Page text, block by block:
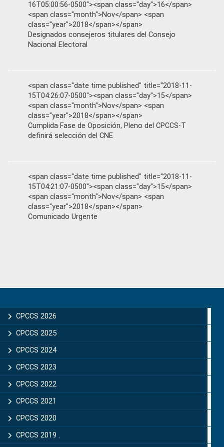
16T05:00:56-0500"><span class="day">16</span>
<span class="month">Nov</span> <span
class="year">2018</span></span>
Designados consejeros titulares del Consejo
Nacional Electoral
<span class="date time published" title="2018-11-
15T04:26:07-0500"><span class="day">15</span>
<span class="month">Nov</span> <span
class="year">2018</span></span>
Cumplida Fase de Oposición, Pleno del CPCCS-T
definirá selección del CNE
<span class="date time published" title="2018-11-
15T04:21:07-0500"><span class="day">15</span>
<span class="month">Nov</span> <span
class="year">2018</span></span>
Comunicado Urgente
Sidebar
CPCCS 2026
CPCCS 2025
CPCCS 2024
CPCCS 2023
CPCCS 2022
CPCCS 2021
CPCCS 2020
CPCCS 2019 .